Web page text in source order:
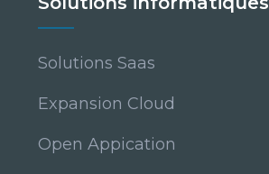
Solutions Saas
Expansion Cloud
Open Appication